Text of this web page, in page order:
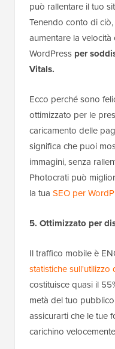
può rallentare il tuo
Tenendo conto di
aumentare la
WordPress per
Vitals.
Ecco perché sono
ottimizzato per le
caricamento delle
significa che puoi
immagini, senza
Photocrati può
la tua SEO per
5. Ottimizzato per
Il traffico mobile è
statistiche sull'utilizzo
costituisce quasi il
metà del tuo
assicurarti che le tue
carichino